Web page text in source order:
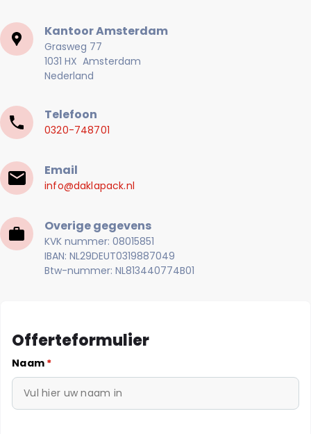
Kantoor Amsterdam
Grasweg 77
1031 HX Amsterdam
Nederland
Telefoon
0320-748701
Email
info@daklapack.nl
Overige gegevens
KVK nummer: 08015851
IBAN: NL29DEUT0319887049
Btw-nummer: NL813440774B01
Offerteformulier
Naam *